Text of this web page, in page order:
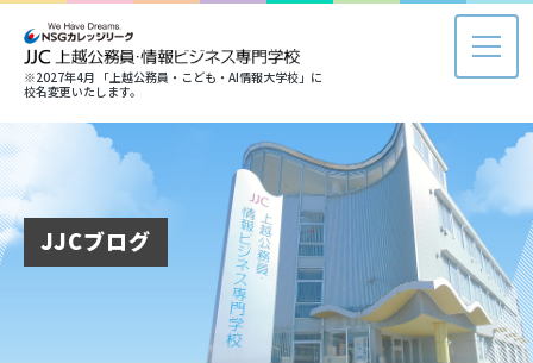
※2027年4月 「上越公務員・こども・AI情報大学校」に
校名変更いたします。
JJCブログ